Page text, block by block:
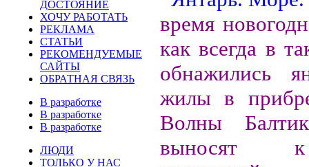
ДОСТОЯНИЕ
ХОЧУ РАБОТАТЬ
РЕКЛАМА
СТАТЬИ
РЕКОМЕНДУЕМЫЕ
САЙТЫ
ОБРАТНАЯ СВЯЗЬ
В разработке
В разработке
В разработке
ЛЮДИ
ТОЛЬКО У НАС
время
как всегда в
обнажились
жилы в
Волны
выносят